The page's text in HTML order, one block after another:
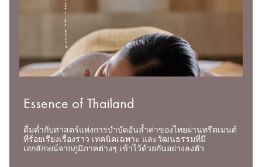
Essence of Thailand
ดื่มด่ำกับศาสตร์แห่งการบำบัดอันล้ำค่าของไทยผ่านทรีตเมนต์
ที่ร้อยเรียงเรื่องราว เทคนิคเฉพาะ และวัฒนธรรมที่มี
เอกลักษณ์จากภูมิภาคต่างๆ เข้าไว้ด้วยกันอย่างลงตัว